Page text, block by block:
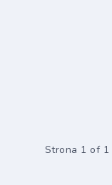
Strona 1 of 1